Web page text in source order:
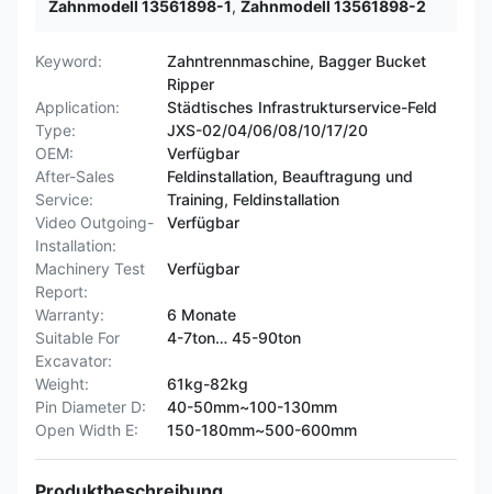
Zahnmodell 13561898-1, Zahnmodell 13561898-2
Keyword:
Zahntrennmaschine, Bagger Bucket
Ripper
Application:
Städtisches Infrastrukturservice-Feld
Type:
JXS-02/04/06/08/10/17/20
OEM:
Verfügbar
After-Sales
Service:
Feldinstallation, Beauftragung und
Training, Feldinstallation
Video Outgoing-
Installation:
Verfügbar
Machinery Test
Report:
Verfügbar
Warranty:
6 Monate
Suitable For
Excavator:
4-7ton… 45-90ton
Weight:
61kg-82kg
Pin Diameter D:
40-50mm~100-130mm
Open Width E:
150-180mm~500-600mm